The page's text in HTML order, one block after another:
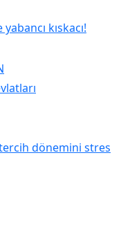
kıskacı!
dönemini stres